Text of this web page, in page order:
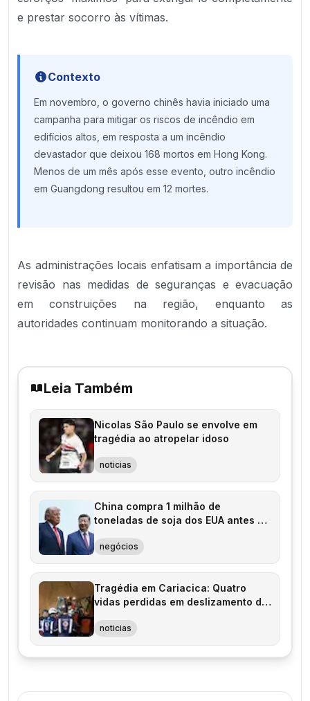
e prestar socorro às vítimas.
Contexto
Em novembro, o governo chinês havia iniciado uma
campanha para mitigar os riscos de incêndio em
edifícios altos, em resposta a um incêndio
devastador que deixou 168 mortos em Hong Kong.
Menos de um mês após esse evento, outro incêndio
em Guangdong resultou em 12 mortes.
As administrações locais enfatisam a importância de
revisão nas medidas de seguranças e evacuação
em construições na região, enquanto as
autoridades continuam monitorando a situação.
Leia Também
Nicolas São Paulo se envolve em
tragédia ao atropelar idoso
noticias
China compra 1 milhão de
toneladas de soja dos EUA antes de
negócios
Tragédia em Cariacica: Quatro
vidas perdidas em deslizamento de
noticias